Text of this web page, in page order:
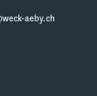
aeby.ch